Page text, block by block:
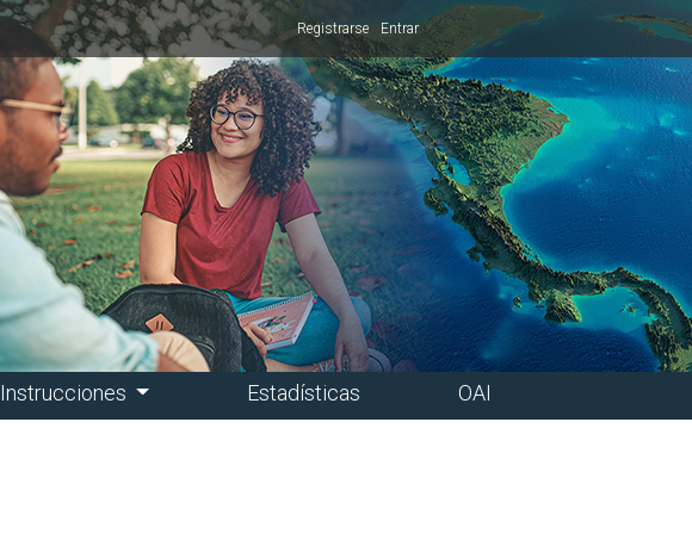
Registrarse Entrar
Instrucciones Estadísticas OAI